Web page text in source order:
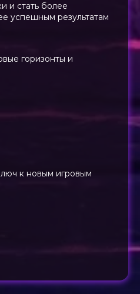
и стать более
успешным результатам
горизонты и
к новым игровым